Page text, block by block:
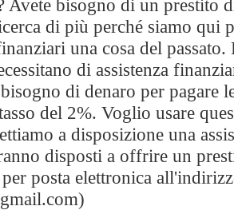
Avete bisogno di un prestito
di più perché siamo qui
una cosa del passato.
di assistenza
di denaro per pagare
del 2%. Voglio usare
a disposizione una
disposti a offrire un
posta elettronica